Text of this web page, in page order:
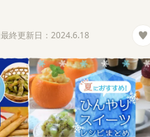
最終更新日： 2024.6.18